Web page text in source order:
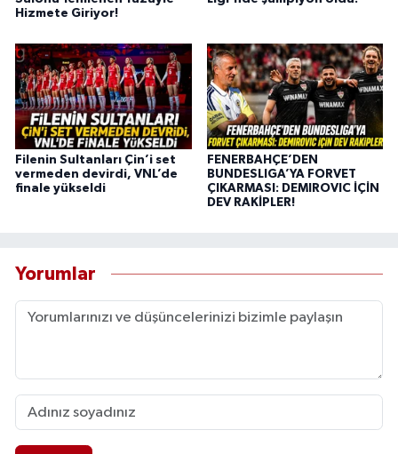
Hizmete Giriyor!
Filenin Sultanları Çin’i set
vermeden devirdi, VNL’de
finale yükseldi
FENERBAHÇE’DEN
BUNDESLIGA’YA FORVET
ÇIKARMASI: DEMIROVIC İÇİN
DEV RAKİPLER!
Yorumlar